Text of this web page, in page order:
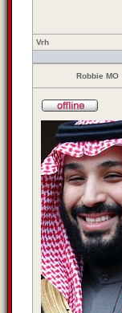
Vrh
Robbie MO